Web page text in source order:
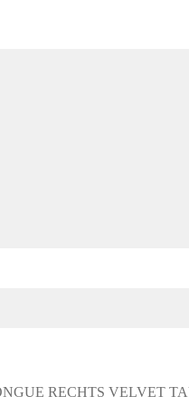
RECHTS VELVET